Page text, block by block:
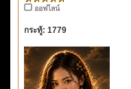
ออฟไลน์
กระทู้: 1779